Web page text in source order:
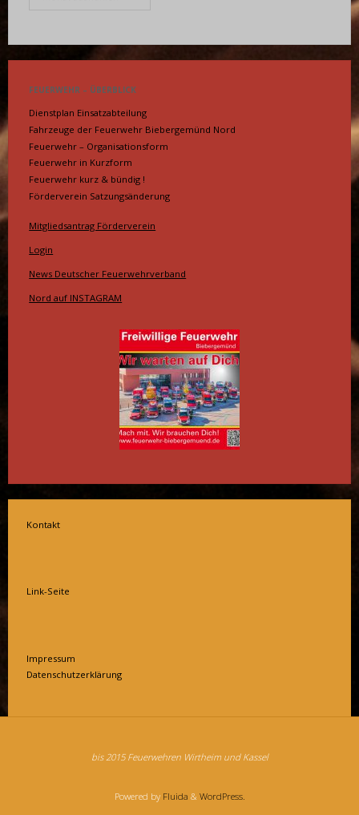
FEUERWEHR – ÜBERBLICK
Dienstplan Einsatzabteilung
Fahrzeuge der Feuerwehr Biebergemünd Nord
Feuerwehr – Organisationsform
Feuerwehr in Kurzform
Feuerwehr kurz & bündig !
Förderverein Satzungsänderung
Mitgliedsantrag Förderverein
Login
News Deutscher Feuerwehrverband
Nord auf INSTAGRAM
Kontakt
Link-Seite
Impressum
Datenschutzerklärung
bis 2015 Feuerwehren Wirtheim und Kassel
Powered byFluida & WordPress.